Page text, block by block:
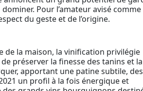
Pour l’amateur avisé
du geste et de l’origine.
de la maison, la vinification privilégie
préserver la finesse des tanins et la
apportant une patine subtile, des
un profil à la fois énergique et